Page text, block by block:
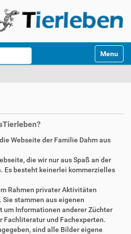
Toggle
Webseite der Familie Dahm aus
die wir nur aus Spaß an der
Es besteht keinerlei kommerzielles
Rahmen privater Aktivitäten
stammen aus eigenen
um Informationen anderer Züchter
Fachliteratur und Fachexperten.
sind alle Bilder eigene